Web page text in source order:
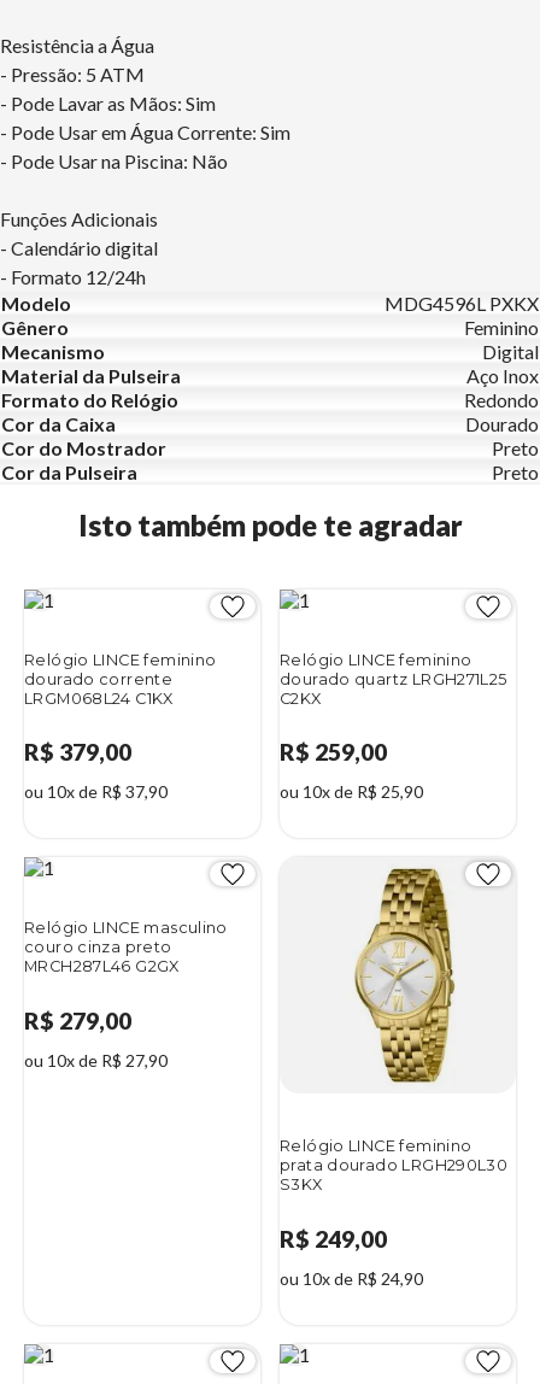
Resistência a Água
- Pressão: 5 ATM
- Pode Lavar as Mãos: Sim
- Pode Usar em Água Corrente: Sim
- Pode Usar na Piscina: Não
Funções Adicionais
- Calendário digital
- Formato 12/24h
Modelo
MDG4596L PXKX
Gênero
Feminino
Mecanismo
Digital
Material da Pulseira
Aço Inox
Formato do Relógio
Redondo
Cor da Caixa
Dourado
Cor do Mostrador
Preto
Cor da Pulseira
Preto
Isto também pode te agradar
Relógio LINCE feminino
dourado corrente
LRGM068L24 C1KX
R$ 379,00
ou 10x de R$ 37,90
Relógio LINCE feminino
dourado quartz LRGH271L25
C2KX
R$ 259,00
ou 10x de R$ 25,90
Relógio LINCE masculino
couro cinza preto
MRCH287L46 G2GX
R$ 279,00
ou 10x de R$ 27,90
Relógio LINCE feminino
prata dourado LRGH290L30
S3KX
R$ 249,00
ou 10x de R$ 24,90